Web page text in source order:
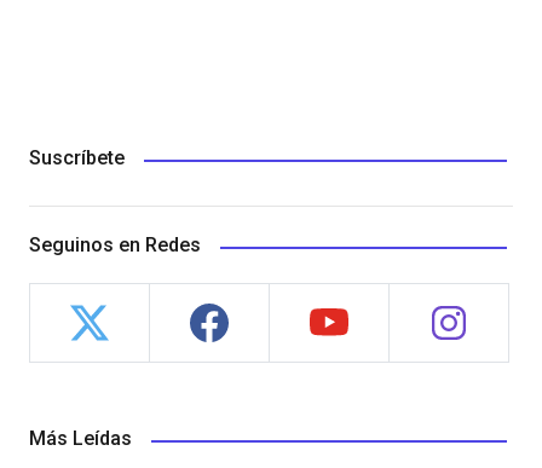
Suscríbete
Seguinos en Redes
Más Leídas